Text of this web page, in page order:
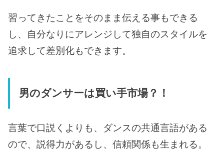
習ってきたことをそのまま伝える事もできる
し、自分なりにアレンジして独自のスタイルを
追求して差別化もできます。
男のダンサーは買い手市場？！
言葉で口説くよりも、ダンスの共通言語がある
ので、説得力があるし、信頼関係も生まれる。